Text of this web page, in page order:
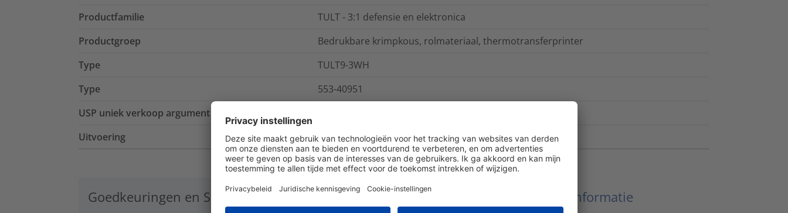
Productfamilie
TULT - 3:1 defensie en elektronica
Productgroep
Bedrukbare krimpkous, rolmateriaal, thermotransferprinter
Type
TULT9-3WH
Type
553-40951
USP uniek verkoop argument
Uitvoering
dunwandig
Goedkeuringen en Specificaties Logistieke- en verpakkingsinformatie Meer informatie